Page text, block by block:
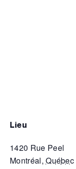
lieu
1420 Rue Peel
Montréal, Québec